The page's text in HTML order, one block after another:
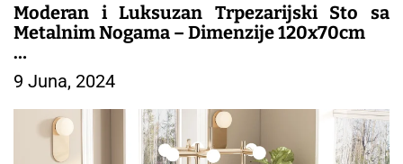
Moderan i Luksuzan Trpezarijski Sto sa
Metalnim Nogama – Dimenzije 120x70cm
– TRPEZARIJSKI NAMESTAJ
9 Juna, 2024